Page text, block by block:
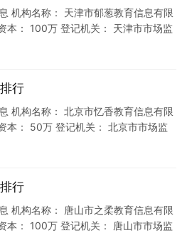
机构名称： 天津市郁葱教育信息有限
本： 100万 登记机关： 天津市市场监
行
机构名称： 北京市忆香教育信息有限
本： 50万 登记机关： 北京市市场监
行
机构名称： 唐山市之柔教育信息有限
本： 100万 登记机关： 唐山市市场监